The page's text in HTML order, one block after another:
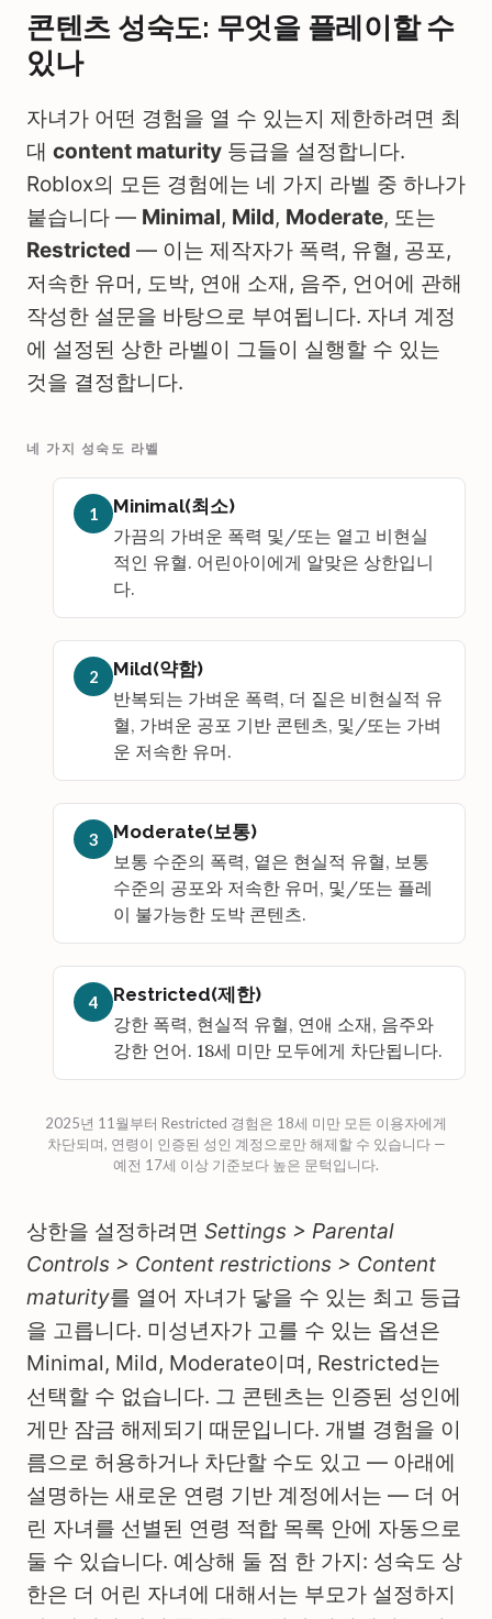
콘텐츠 성숙도: 무엇을 플레이할 수
있나
자녀가 어떤 경험을 열 수 있는지 제한하려면 최
대 content maturity 등급을 설정합니다.
Roblox의 모든 경험에는 네 가지 라벨 중 하나가
붙습니다 — Minimal, Mild, Moderate, 또는
Restricted — 이는 제작자가 폭력, 유혈, 공포,
저속한 유머, 도박, 연애 소재, 음주, 언어에 관해
작성한 설문을 바탕으로 부여됩니다. 자녀 계정
에 설정된 상한 라벨이 그들이 실행할 수 있는
것을 결정합니다.
네 가지 성숙도 라벨
1
Minimal(최소)
가끔의 가벼운 폭력 및/또는 옅고 비현실
적인 유혈. 어린아이에게 알맞은 상한입니
다.
2
Mild(약함)
반복되는 가벼운 폭력, 더 짙은 비현실적 유
혈, 가벼운 공포 기반 콘텐츠, 및/또는 가벼
운 저속한 유머.
3
Moderate(보통)
보통 수준의 폭력, 옅은 현실적 유혈, 보통
수준의 공포와 저속한 유머, 및/또는 플레
이 불가능한 도박 콘텐츠.
4
Restricted(제한)
강한 폭력, 현실적 유혈, 연애 소재, 음주와
강한 언어. 18세 미만 모두에게 차단됩니다.
2025년 11월부터 Restricted 경험은 18세 미만 모든 이용자에게
차단되며, 연령이 인증된 성인 계정으로만 해제할 수 있습니다 —
예전 17세 이상 기준보다 높은 문턱입니다.
상한을 설정하려면 Settings > Parental
Controls > Content restrictions > Content
maturity를 열어 자녀가 닿을 수 있는 최고 등급
을 고릅니다. 미성년자가 고를 수 있는 옵션은
Minimal, Mild, Moderate이며, Restricted는
선택할 수 없습니다. 그 콘텐츠는 인증된 성인에
게만 잠금 해제되기 때문입니다. 개별 경험을 이
름으로 허용하거나 차단할 수도 있고 — 아래에
설명하는 새로운 연령 기반 계정에서는 — 더 어
린 자녀를 선별된 연령 적합 목록 안에 자동으로
둘 수 있습니다. 예상해 둘 점 한 가지: 성숙도 상
한은 더 어린 자녀에 대해서는 부모가 설정하지